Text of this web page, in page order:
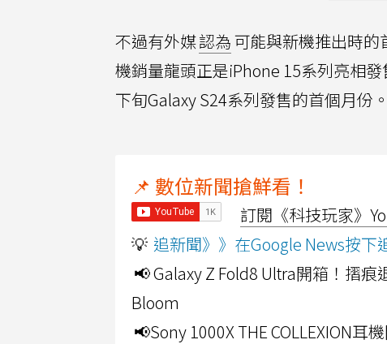
不過有外媒認為可能與新機推出時
機銷量龍頭正是iPhone 15系列亮相
下旬Galaxy S24系列發售的首個月份。
📌 數位新聞搶鮮看！
訂閱《科技玩家》
💡 追新聞》》在Google News按下
📢 Galaxy Z Fold8 Ultra開箱！摺
Bloom
📢Sony 1000X THE COLLEXION